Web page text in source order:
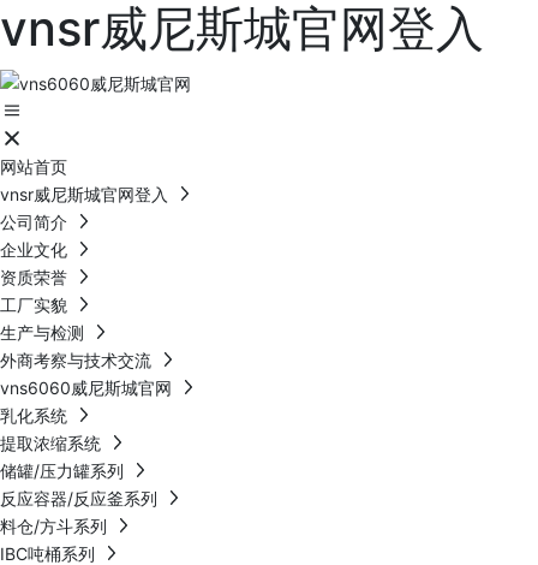
vnsr威尼斯城官网登入
网站首页
vnsr威尼斯城官网登入
公司简介
企业文化
资质荣誉
工厂实貌
生产与检测
外商考察与技术交流
vns6060威尼斯城官网
乳化系统
提取浓缩系统
储罐/压力罐系列
反应容器/反应釜系列
料仓/方斗系列
IBC吨桶系列